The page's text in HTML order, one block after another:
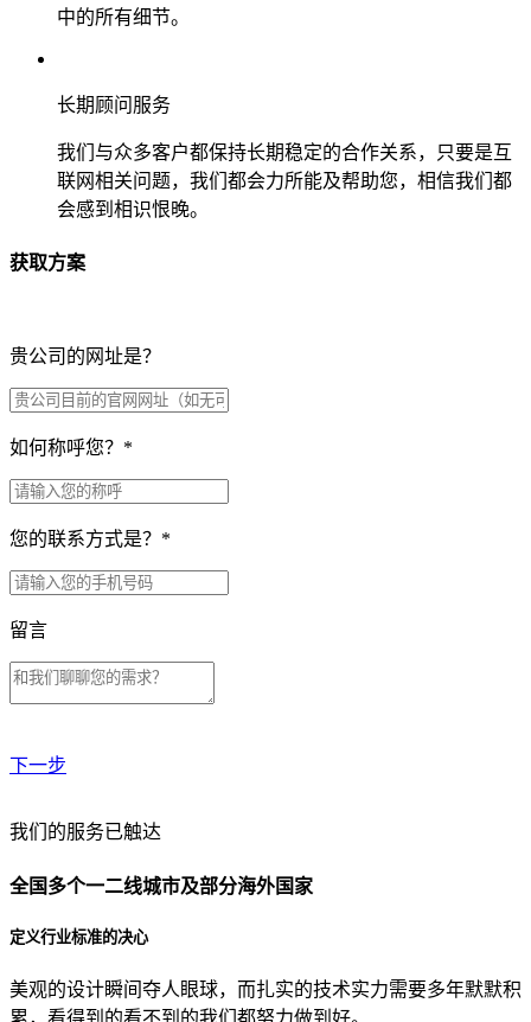
中的所有细节。
长期顾问服务
我们与众多客户都保持长期稳定的合作关系，只要是互
联网相关问题，我们都会力所能及帮助您，相信我们都
会感到相识恨晚。
获取方案
贵公司的网址是？
如何称呼您？ *
您的联系方式是？ *
留言
下一步
贵公司预算范围是？
贵公司的团队规模是？
目前主要的营销渠道是？
我们的服务已触达
全国多个一二线城市及部分海外国家
定义行业标准的决心
美观的设计瞬间夺人眼球，而扎实的技术实力需要多年默默积
累，看得到的看不到的我们都努力做到好。